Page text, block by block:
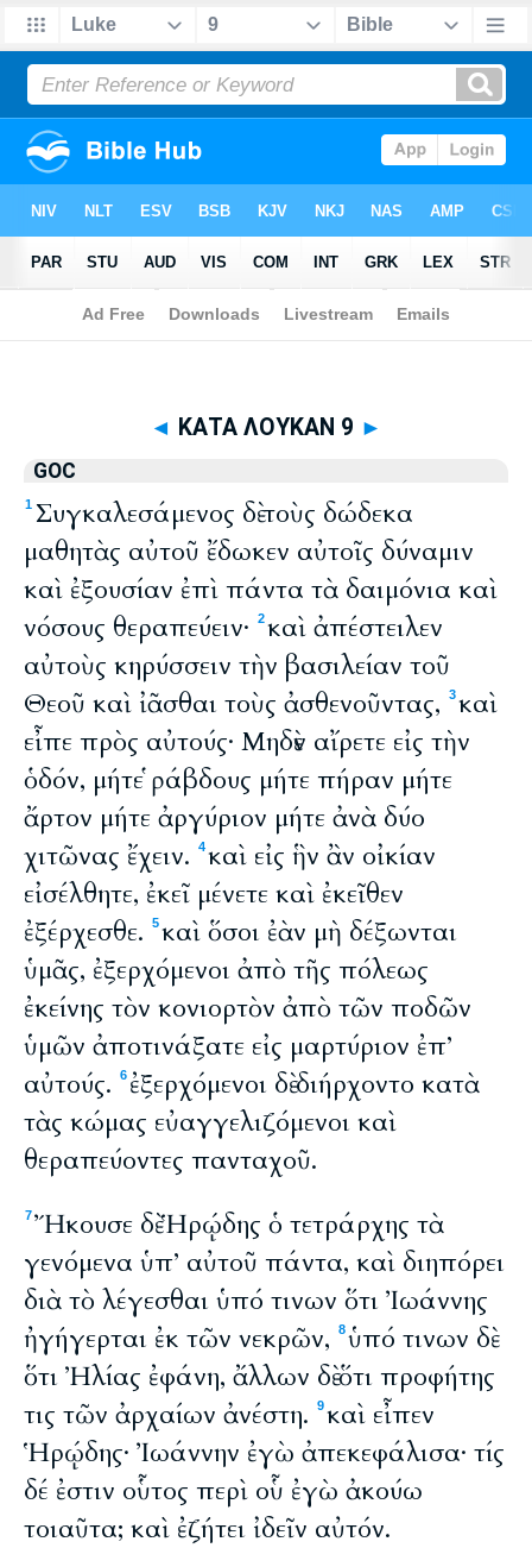
Biblia>GOC> ΚΑΤΑ ΛΟΥΚΑΝ 9
◄ ΚΑΤΑ ΛΟΥΚΑΝ 9 ►
GOC
1 Συγκαλεσάμενος δὲ τοὺς δώδεκα
μαθητὰς αὐτοῦ ἔδωκεν αὐτοῖς δύναμιν
καὶ ἐξουσίαν ἐπὶ πάντα τὰ δαιμόνια καὶ
νόσους θεραπεύειν·
2καὶ ἀπέστειλεν
αὐτοὺς κηρύσσειν τὴν βασιλείαν τοῦ
Θεοῦ καὶ ἰᾶσθαι τοὺς ἀσθενοῦντας,
3καὶ
εἶπε πρὸς αὐτούς· Μηδὲν αἴρετε εἰς τὴν
ὁδόν, μήτε ῥάβδους μήτε πήραν μήτε
ἄρτον μήτε ἀργύριον μήτε ἀνὰ δύο
χιτῶνας ἔχειν.
4καὶ εἰς ἣν ἂν οἰκίαν
εἰσέλθητε, ἐκεῖ μένετε καὶ ἐκεῖθεν
ἐξέρχεσθε.
5καὶ ὅσοι ἐὰν μὴ δέξωνται
ὑμᾶς, ἐξερχόμενοι ἀπὸ τῆς πόλεως
ἐκείνης τὸν κονιορτὸν ἀπὸ τῶν ποδῶν
ὑμῶν ἀποτινάξατε εἰς μαρτύριον ἐπ’
αὐτούς.
6 ἐξερχόμενοι δὲ διήρχοντο κατὰ
τὰς κώμας εὐαγγελιζόμενοι καὶ
θεραπεύοντες πανταχοῦ.
7Ἤκουσε δὲ Ἡρῴδης ὁ τετράρχης τὰ
γενόμενα ὑπ’ αὐτοῦ πάντα, καὶ διηπόρει
διὰ τὸ λέγεσθαι ὑπό τινων ὅτι Ἰωάννης
ἠγήγερται ἐκ τῶν νεκρῶν,
8ὑπό τινων δὲ
ὅτι Ἠλίας ἐφάνη, ἄλλων δὲ ὅτι προφήτης
τις τῶν ἀρχαίων ἀνέστη.
9καὶ εἶπεν
Ἡρῴδης· Ἰωάννην ἐγὼ ἀπεκεφάλισα· τίς
δέ ἐστιν οὗτος περὶ οὗ ἐγὼ ἀκούω
τοιαῦτα; καὶ ἐζήτει ἰδεῖν αὐτόν.